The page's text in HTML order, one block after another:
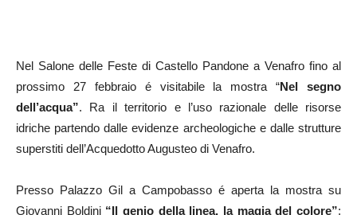
Nel Salone delle Feste di Castello Pandone a Venafro fino al
prossimo 27 febbraio é visitabile la mostra “Nel segno
dell’acqua”. Ra il territorio e l’uso razionale delle risorse
idriche partendo dalle evidenze archeologiche e dalle strutture
superstiti dell’Acquedotto Augusteo di Venafro.
Presso Palazzo Gil a Campobasso é aperta la mostra su
Giovanni Boldini “Il genio della linea, la magia del colore”: